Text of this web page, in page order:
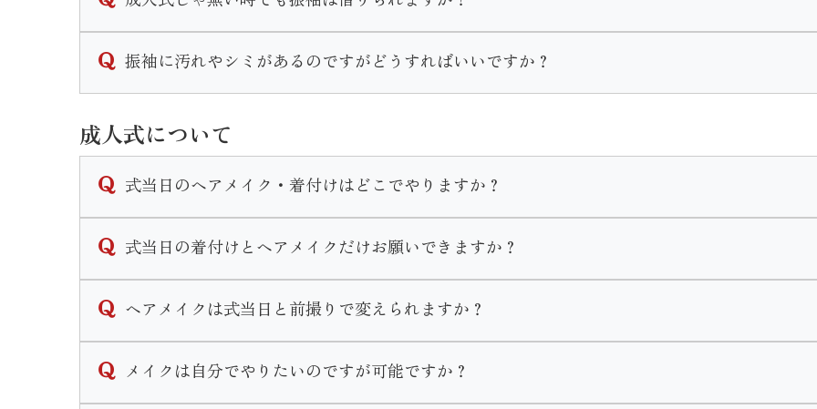
衣装によってプラス料金は異なりますが振袖一式をそのままご購入いただくことが出来ます。
詳細は店舗までお問い合わせくださいませ。
成人式以外の一般レンタルの場合は料金プランが変わります。
振袖に汚れやシミがあるのですがどうすればいいですか？
汚れ具合によっては納期が長くかかる場合もございますのでご着用の２ヶ月程度前にはご来店くださいませ
成人式について
式当日のヘアメイク・着付けはどこでやりますか？
お仕度時間のご予約はご成約時に決定いたします。
当日は営業時間前の早朝から開店し、いせやきもの館内でお支度をします。ヘアメイク・着付け全てのお
せ。
式当日の着付けとヘアメイクだけお願いできますか？
お支度のみのご予約はお断りさせて頂いておりますのでご了承くださいませ。
ヘアメイクは式当日と前撮りで変えられますか？
式当日と前撮りと個々に打ち合わせやカウンセリングを行いますのでその時にお申し付けくださいませ。
メイクは自分でやりたいのですが可能ですか？